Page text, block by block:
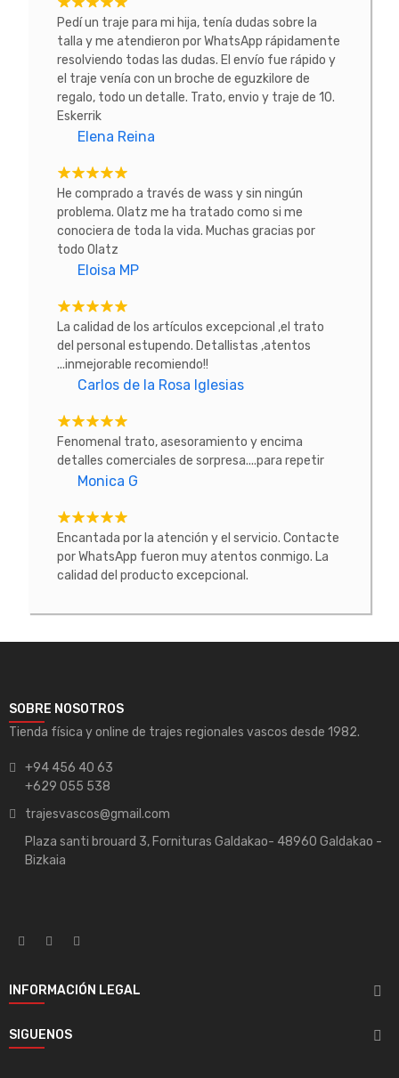
Pedí un traje para mi hija, tenía dudas sobre la
talla y me atendieron por WhatsApp rápidamente
resolviendo todas las dudas. El envío fue rápido y
el traje venía con un broche de eguzkilore de
regalo, todo un detalle. Trato, envio y traje de 10.
Eskerrik
Elena Reina
He comprado a través de wass y sin ningún
problema. Olatz me ha tratado como si me
conociera de toda la vida. Muchas gracias por
todo Olatz
Eloisa MP
La calidad de los artículos excepcional ,el trato
del personal estupendo. Detallistas ,atentos
...inmejorable recomiendo!!
Carlos de la Rosa Iglesias
Fenomenal trato, asesoramiento y encima
detalles comerciales de sorpresa....para repetir
Monica G
Encantada por la atención y el servicio. Contacte
por WhatsApp fueron muy atentos conmigo. La
calidad del producto excepcional.
SOBRE NOSOTROS
Tienda física y online de trajes regionales vascos desde 1982.
+94 456 40 63
+629 055 538
trajesvascos@gmail.com
Plaza santi brouard 3, Fornituras Galdakao- 48960 Galdakao -
Bizkaia
INFORMACIÓN LEGAL 
SIGUENOS 